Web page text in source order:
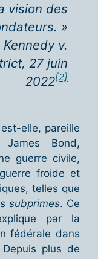
vision des
»
Kennedy v.
, 27 juin
2022[2]
elle, pareille
Bond,
guerre civile,
froide et
telles que
subprimes. Ce
par la
fédérale dans
Depuis plus de